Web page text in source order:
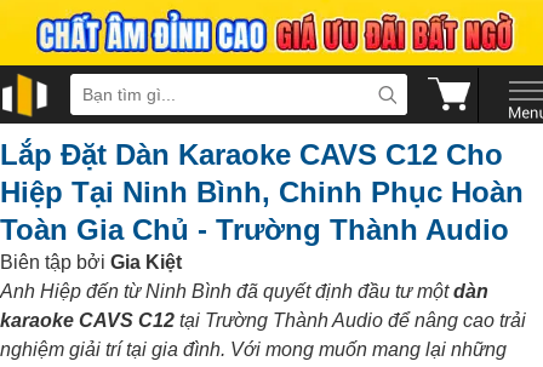
Lắp Đặt Dàn Karaoke CAVS C12 Cho
Hiệp Tại Ninh Bình, Chinh Phục Hoàn
Toàn Gia Chủ - Trường Thành Audio
Biên tập bởi Gia Kiệt
Anh Hiệp đến từ Ninh Bình đã quyết định đầu tư mộtdàn
karaoke CAVS C12 tại Trường Thành Audio để nâng cao trải
nghiệm giải trí tại gia đình. Với mong muốn mang lại những